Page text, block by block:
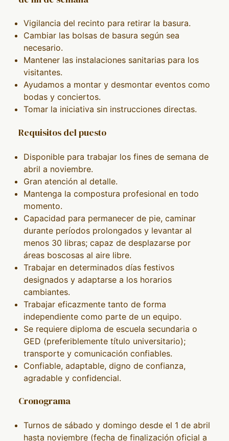
Vigilancia del recinto para retirar la basura.
Cambiar las bolsas de basura según sea
necesario.
Mantener las instalaciones sanitarias para los
visitantes.
Ayudamos a montar y desmontar eventos como
bodas y conciertos.
Tomar la iniciativa sin instrucciones directas.
Requisitos del puesto
Disponible para trabajar los fines de semana de
abril a noviembre.
Gran atención al detalle.
Mantenga la compostura profesional en todo
momento.
Capacidad para permanecer de pie, caminar
durante períodos prolongados y levantar al
menos 30 libras; capaz de desplazarse por
áreas boscosas al aire libre.
Trabajar en determinados días festivos
designados y adaptarse a los horarios
cambiantes.
Trabajar eficazmente tanto de forma
independiente como parte de un equipo.
Se requiere diploma de escuela secundaria o
GED (preferiblemente título universitario);
transporte y comunicación confiables.
Confiable, adaptable, digno de confianza,
agradable y confidencial.
Cronograma
Turnos de sábado y domingo desde el 1 de abril
hasta noviembre (fecha de finalización oficial a